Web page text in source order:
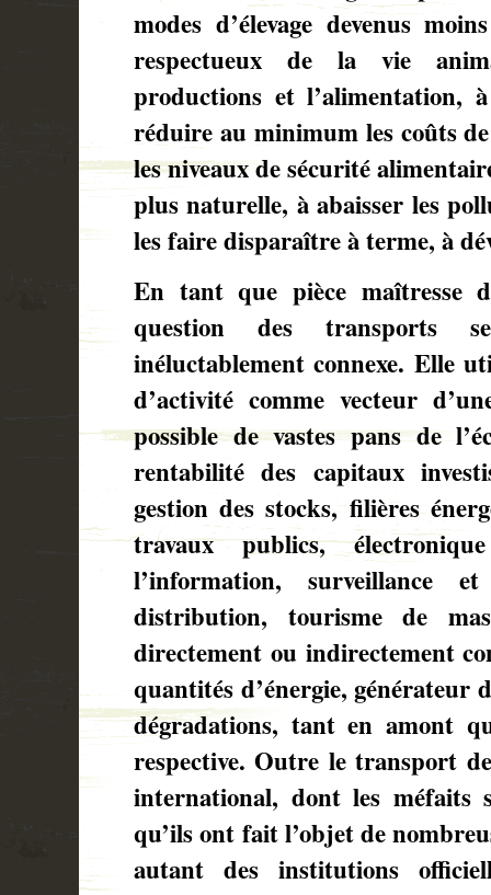
modes d’élevage devenus
respectueux de la vie
productions et l’alimentation,
réduire au minimum les coûts
les niveaux de sécurité
plus naturelle, à abaisser les
les faire disparaître à terme, à
En tant que pièce maîtresse
question des transports
inéluctablement connexe. Elle
d’activité comme vecteur
possible de vastes pans de
rentabilité des capitaux
gestion des stocks, filières
travaux publics,
l’information, surveillance
distribution, tourisme de
directement ou indirectement
quantités d’énergie, générateur
dégradations, tant en amont
respective. Outre le transport
international, dont les méfaits
qu’ils ont fait l’objet de
autant des institutions